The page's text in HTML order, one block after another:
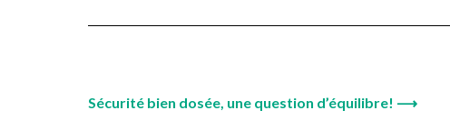
Sécurité bien dosée, une question d’équilibre! ⟶